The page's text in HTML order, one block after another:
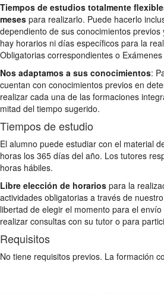
Tiempos de estudios totalmente
meses para realizarlo. Puede hacerlo
dependiento de sus conocimientos
hay horarios ni días específicos para la
Obligatorias correspondientes o
Nos adaptamos a sus conocimientos:
cuentan con conocimientos previos en
realizar cada una de las formaciones
mitad del tiempo sugerido.
Tiempos de estudio
El alumno puede estudiar con el material
horas los 365 días del año. Los tutores
horas hábiles.
Libre elección de horarios para la
actividades obligatorias a través de nuestro
libertad de elegir el momento para el
realizar consultas con su tutor o para
Requisitos
No tiene requisitos previos. La formación